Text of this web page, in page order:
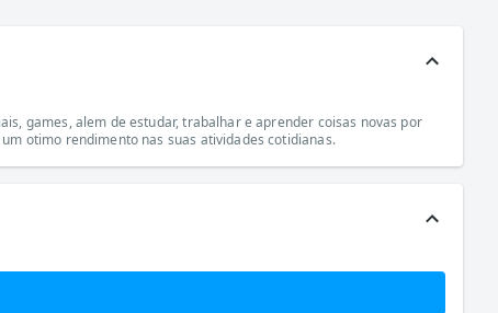
games, alem de estudar, trabalhar e aprender coisas novas por
otimo rendimento nas suas atividades cotidianas.